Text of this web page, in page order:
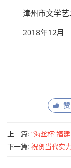
漳州市文学
2018年12月
上一篇: “海丝杯”福
方案
下一篇: 祝贺当代实